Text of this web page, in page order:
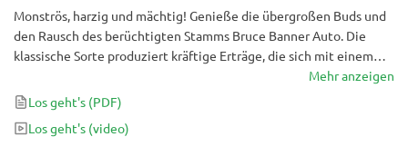
Monströs, harzig und mächtig! Genieße die übergroßen Buds und
den Rausch des berüchtigten Stamms Bruce Banner Auto. Die
klassische Sorte produziert kräftige Erträge, die sich mit einem
stark fruchtigen Aroma auszeichnen, nach dem du dich den
ganzen Tag sehnen wirst. Besonders da dieser Hybrid den
Alltagsstress mit einer berauschenden Entspannung lindert. Du
wirst das atemberaubende Wachstum der von Fast Buds
Mehr anzeigen
Los geht's (PDF)
Los geht's (video)